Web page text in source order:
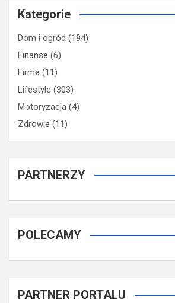
Kategorie
Dom i ogród (194)
Finanse (6)
Firma (11)
Lifestyle (303)
Motoryzacja (4)
Zdrowie (11)
PARTNERZY
POLECAMY
PARTNER PORTALU